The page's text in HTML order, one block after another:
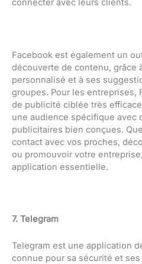
connecter avec leurs clients.
Facebook est également un
découverte de contenu, grâce
personnalisé et à ses
groupes. Pour les entreprises,
de publicité ciblée très
une audience spécifique avec
publicitaires bien conçues.
contact avec vos proches,
ou promouvoir votre
application essentielle.
7. Telegram
Telegram est une application
connue pour sa sécurité et